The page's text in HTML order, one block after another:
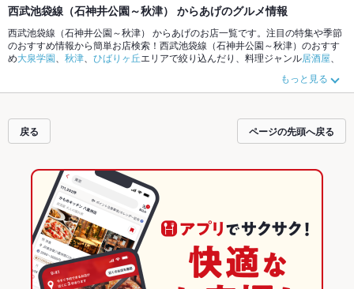
西武池袋線（石神井公園～秋津） からあげのグルメ情報
西武池袋線（石神井公園～秋津） からあげのお店一覧です。注目の特集や季節
のおすすめ情報から簡単お店検索！西武池袋線（石神井公園～秋津）のおすす
め大泉学園 秋津 ひばりヶ丘エリアで絞り込んだり、料理ジャンル居酒屋
お店探しができます。ホットペッパーグルメなら、お得なクーポンはもちろ
ん、とっておきのメニューや季節のおすすめ料理など、お店の最新情報をご紹
中です。友達どうしの飲み会にも、会社の宴会にも、デートやパーティーにも
お得に便利にホットペッパーグルメをご利用ください。
もっと見る
戻る ページの先頭へ戻る